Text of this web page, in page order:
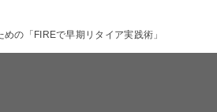
めの「FIREで早期リタイア実践術」